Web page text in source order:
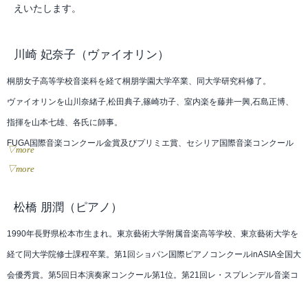
えいたします。
川崎 妃奈子 （ヴァイオリン）
桐朋女子高等学校音楽科を経て桐朋学園大学卒業、同大学研究科修了。
ヴァイオリンを山川奈緒子,松田典子,篠崎功子、室内楽を藤井一興,石島正博、
指揮を山本七雄、各氏に師事。
FUGA国際音楽コンクール金賞及びプリミエ賞、セシリア国際音楽コンクール
奨励賞、及川新人オーディション優秀新人賞、他多数のコンクールにて受賞。
初演や、ゲームタクト2014〜2019、ラグナロクオンライン2019 Asiaツアーに
▽more
▽more
松橋 朋潤 （ピアノ）
1990年長野県松本市生まれ。東京藝術大学附属音楽高等学校、東京藝術大学を
経て同大学院修士課程卒業。第1回ショパン国際ピアノコンクールinASIA全国大
会優秀賞。第5回日本演奏家コンクール第1位。第21回レ・スプレンデル音楽コ